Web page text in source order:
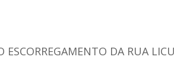
DA RUA